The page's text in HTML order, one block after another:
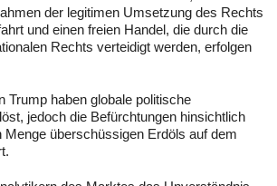
der legitimen Umsetzung des Rechts
und einen freien Handel, die durch die
Rechts verteidigt werden, erfolgen
Trump haben globale politische
jedoch die Befürchtungen hinsichtlich
Menge überschüssigen Erdöls auf dem